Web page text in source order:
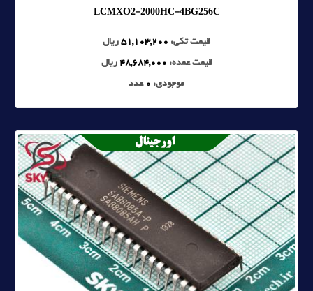
LCMXO2-2000HC-4BG256C
قیمت تکی: 51,103,200 ریال
قیمت عمده: 48,684,000 ریال
موجودی: 0 عدد